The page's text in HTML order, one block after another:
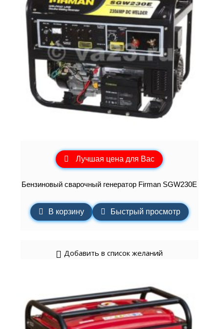
Лучшая цена для Вас
Бензиновый сварочный генератор Firman SGW230E
В корзину Быстрый просмотр
Добавить в список желаний